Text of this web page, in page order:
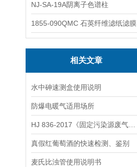
NJ-SA-19A阴离子色谱柱
1855-090QMC 石英纤维滤纸滤膜
相关文章
水中砷速测盒使用说明
防爆电暖气适用场所
真假红葡萄酒的快速检测、鉴别
麦氏比浊管使用说明书